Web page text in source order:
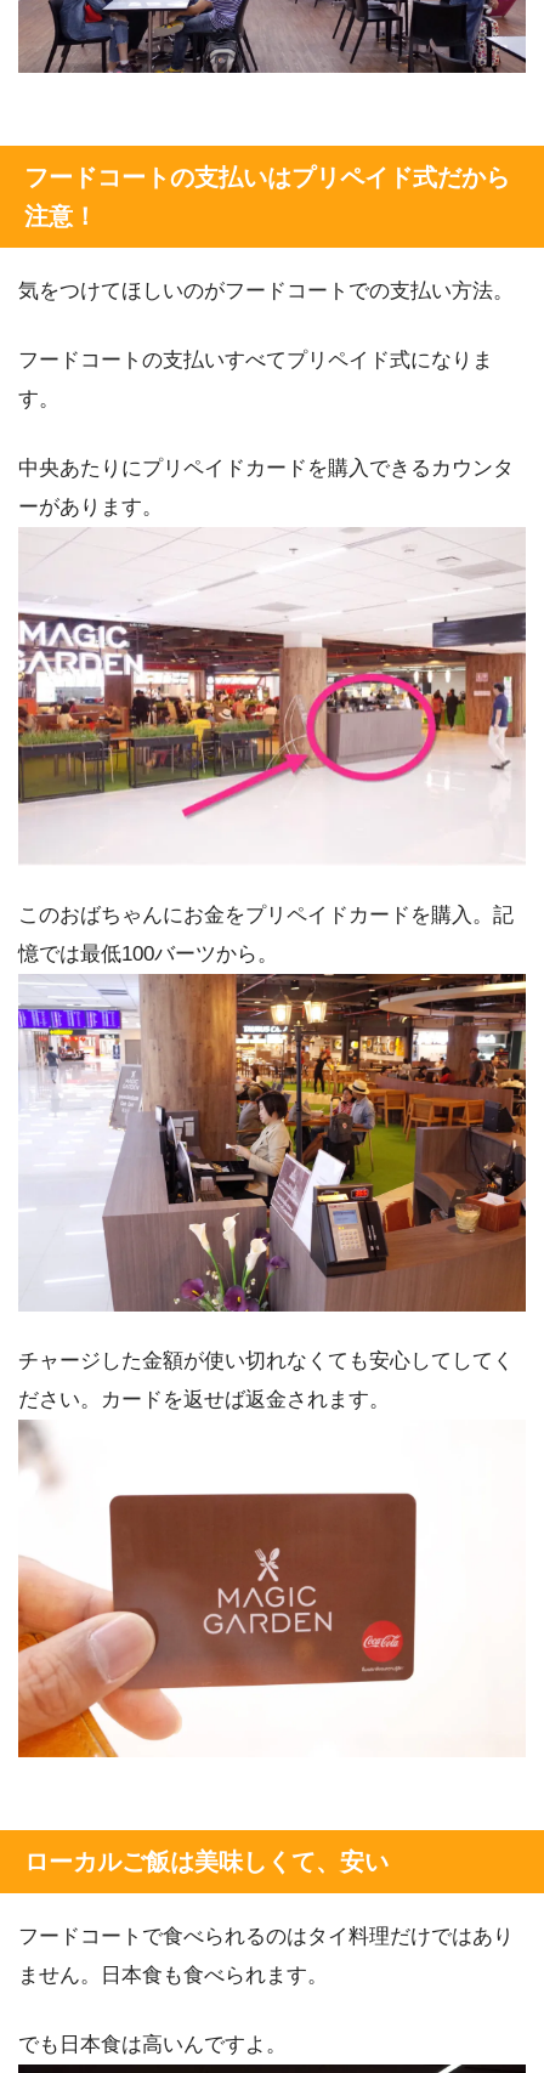
フードコートの支払いはプリペイド式だから
注意！
気をつけてほしいのがフードコートでの支払い方法。
フードコートの支払いすべてプリペイド式になりま
す。
中央あたりにプリペイドカードを購入できるカウンタ
ーがあります。
このおばちゃんにお金をプリペイドカードを購入。記
憶では最低100バーツから。
チャージした金額が使い切れなくても安心してしてく
ださい。カードを返せば返金されます。
ローカルご飯は美味しくて、安い
フードコートで食べられるのはタイ料理だけではあり
ません。日本食も食べられます。
でも日本食は高いんですよ。